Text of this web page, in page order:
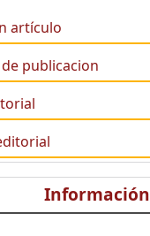
artículo
publicacion
Información